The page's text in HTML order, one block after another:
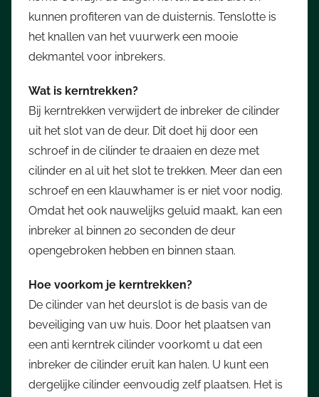
kunnen profiteren van de duisternis. Tenslotte is
het knallen van het vuurwerk een mooie
dekmantel voor inbrekers.
Wat is kerntrekken?
Bij kerntrekken verwijdert de inbreker de cilinder
uit het slot van de deur. Dit doet hij door een
schroef in de cilinder te draaien en deze met
cilinder en al uit het slot te trekken. Meer dan een
schroef en een klauwhamer is er niet voor nodig.
Omdat het ook nauwelijks geluid maakt, kan een
inbreker al binnen 20 seconden de deur
opengebroken hebben en binnen staan.
Hoe voorkom je kerntrekken?
De cilinder van het deurslot is de basis van de
beveiliging van uw huis. Door het plaatsen van
een anti kerntrek cilinder voorkomt u dat een
inbreker de cilinder eruit kan halen. U kunt een
dergelijke cilinder eenvoudig zelf plaatsen. Het is